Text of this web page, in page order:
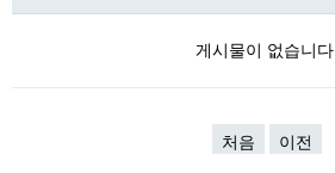
게시물이 없습니다.
처음 이전